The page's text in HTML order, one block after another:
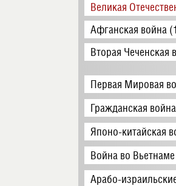
Великая
Афганская война
Вторая
Первая Мировая
Гражданская
Японо-китайская
Война во
Арабо-